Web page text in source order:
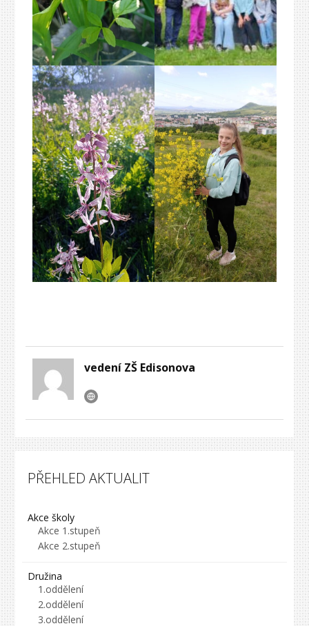
vedení ZŠ Edisonova
PŘEHLED AKTUALIT
Akce školy
Akce 1.stupeň
Akce 2.stupeň
Družina
1.oddělení
2.oddělení
3.oddělení